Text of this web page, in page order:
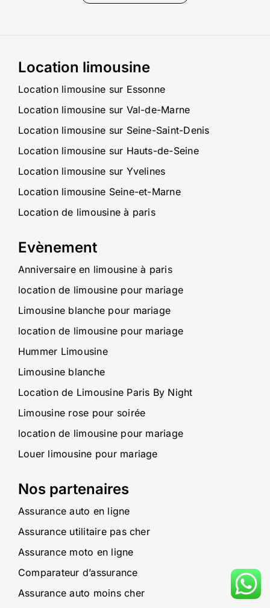
Location limousine
Location limousine sur Essonne
Location limousine sur Val-de-Marne
Location limousine sur Seine-Saint-Denis
Location limousine sur Hauts-de-Seine
Location limousine sur Yvelines
Location limousine Seine-et-Marne
Location de limousine à paris
Evènement
Anniversaire en limousine à paris
location de limousine pour mariage
Limousine blanche pour mariage
location de limousine pour mariage
Hummer Limousine
Limousine blanche
Location de Limousine Paris By Night
Limousine rose pour soirée
location de limousine pour mariage
Louer limousine pour mariage
Nos partenaires
Assurance auto en ligne
Assurance utilitaire pas cher
Assurance moto en ligne
Comparateur d’assurance
Assurance auto moins cher